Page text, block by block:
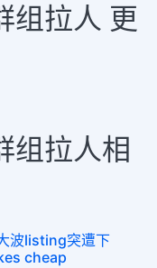
组拉人 更
组拉人相
波listing突遭下
cheap